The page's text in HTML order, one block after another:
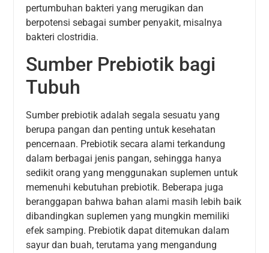
pertumbuhan bakteri yang merugikan dan
berpotensi sebagai sumber penyakit, misalnya
bakteri clostridia.
Sumber Prebiotik bagi
Tubuh
Sumber prebiotik adalah segala sesuatu yang
berupa pangan dan penting untuk kesehatan
pencernaan. Prebiotik secara alami terkandung
dalam berbagai jenis pangan, sehingga hanya
sedikit orang yang menggunakan suplemen untuk
memenuhi kebutuhan prebiotik. Beberapa juga
beranggapan bahwa bahan alami masih lebih baik
dibandingkan suplemen yang mungkin memiliki
efek samping. Prebiotik dapat ditemukan dalam
sayur dan buah, terutama yang mengandung